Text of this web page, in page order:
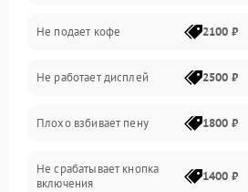
Проблемы с капучинатором и паром
Управление и электроника
Программное обеспечение
Не подает кофе 2100 ₽
Не работает дисплей 2500 ₽
Плохо взбивает пену 1800 ₽
Не срабатывает кнопка
включения
1400 ₽